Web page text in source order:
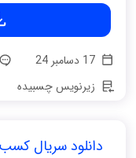
17 دسامبر 24
زیرنویس چسبیده